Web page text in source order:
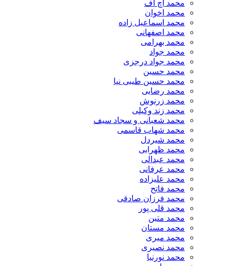
محمد اچ اف
محمد اخوان
محمد اسماعیل زاده
محمد اصفهانی
محمد بهرامی
محمد جواد
محمد جواد درجزی
محمد حسین
محمد حسین طیبی نیا
محمد رضایی
محمد زرنوش
محمد زند وکیلی
محمد شعبانی و سجاد سیف
محمد شهاب قاسمی
​محمد شیردل
محمد ظهرابی
محمد عبدالی
محمد عرفانی
محمد علیزاده
محمد فاتح
محمد فرزان صادقی
محمد قلی پور
محمد متین
محمد مستان
محمد میری
محمد نصیری
محمد نورنیا